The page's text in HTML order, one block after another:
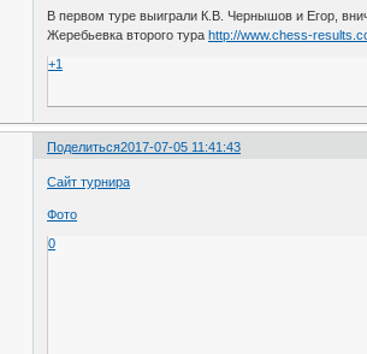
В первом туре выиграли К.В. Чернышов и Егор,
Жеребьевка второго тураhttp://www.chess-
+1
Поделиться2017-07-05 11:41:43
Сайт турнира
Фото
0